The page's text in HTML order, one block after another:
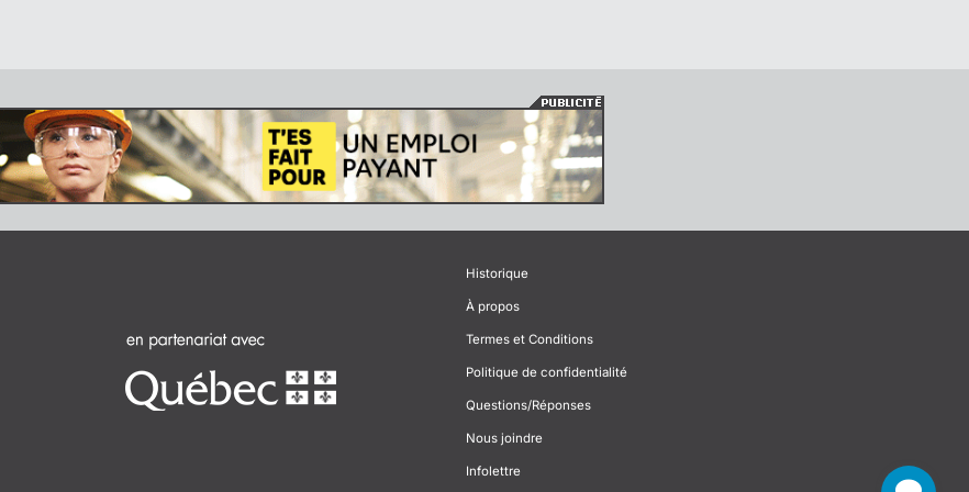
Historique
À propos
Termes et Conditions
Politique de confidentialité
Questions/Réponses
Nous joindre
Infolettre